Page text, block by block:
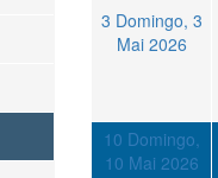
3 Domingo, 3
Mai 2026
10 Domingo,
10 Mai 2026